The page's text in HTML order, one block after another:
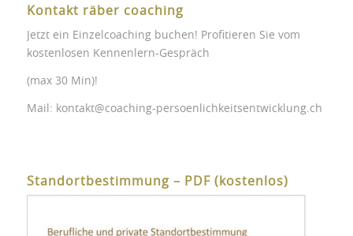
Kontakt räber coaching
Jetzt ein Einzelcoaching buchen! Profitieren Sie vom
kostenlosen Kennenlern-Gespräch
(max 30 Min)!
Mail: kontakt@coaching-persoenlichkeitsentwicklung.ch
Standortbestimmung – PDF (kostenlos)